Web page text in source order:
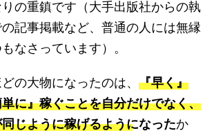
の重鎮です（大手出版社からの執
記事掲載など、普通の人には無縁
なさっています）。
の大物になったのは、 『早く』
に』稼ぐことを自分だけでなく、
じように稼げるようになったか